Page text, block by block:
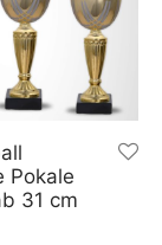
Pokale
31 cm